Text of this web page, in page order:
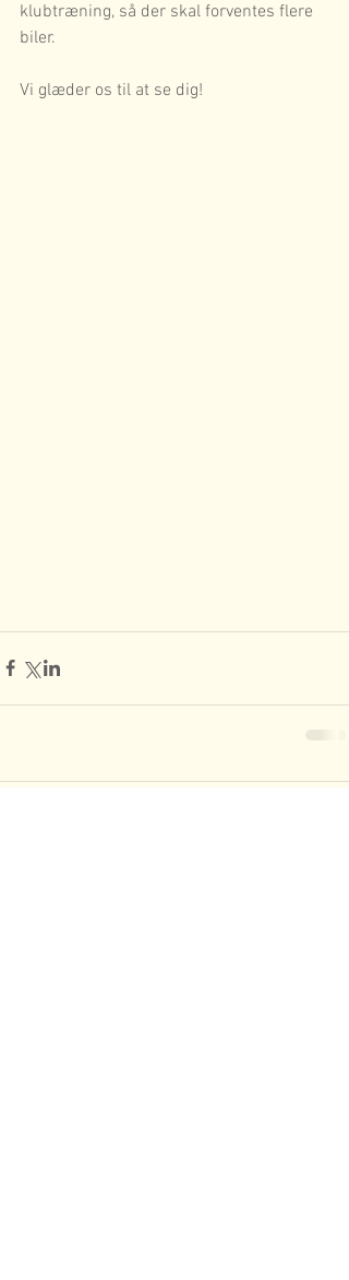
klubtræning, så der skal forventes flere
biler.
Vi glæder os til at se dig!